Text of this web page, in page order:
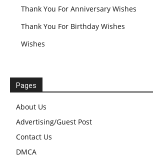
Thank You For Anniversary Wishes
Thank You For Birthday Wishes
Wishes
Pages
About Us
Advertising/Guest Post
Contact Us
DMCA